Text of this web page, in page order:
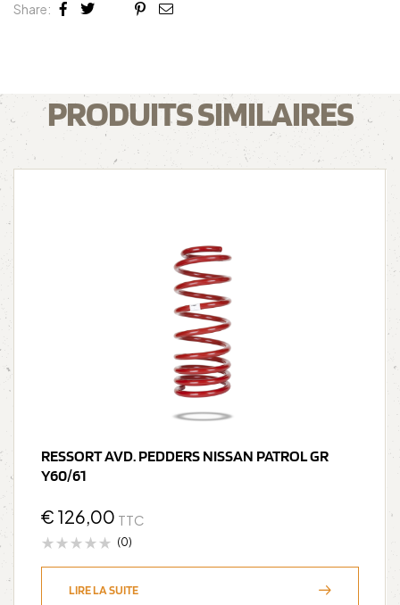
Share:
Facebook
TwitterLinkedin
Google+
Pinterest
Email
PRODUITS SIMILAIRES
RESSORT AVD. PEDDERS NISSAN PATROL GR
Y60/61
€ 126,00 TTC
(0)
LIRE LA SUITE